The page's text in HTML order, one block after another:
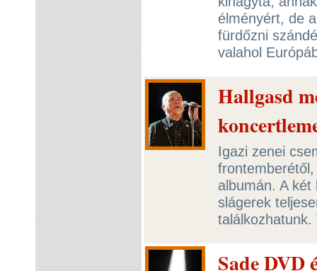
élményért, de
fürdőzni
valahol
Hallgasd
Igazi zenei
albumán. A
slágerek
találkozhatunk.
Sade DVD